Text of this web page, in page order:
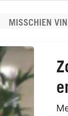
MISSCHIEN